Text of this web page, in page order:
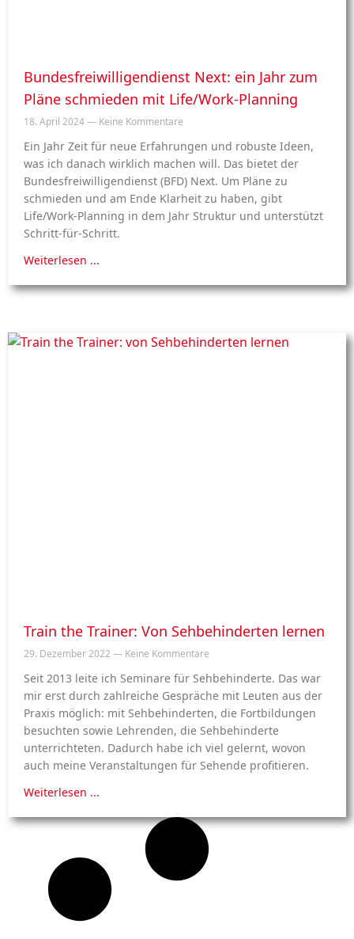
Bundesfreiwilligendienst Next: ein Jahr zum
Pläne schmieden mit Life/Work-Planning
18. April 2024 Keine Kommentare
Ein Jahr Zeit für neue Erfahrungen und robuste Ideen,
was ich danach wirklich machen will. Das bietet der
Bundesfreiwilligendienst (BFD) Next. Um Pläne zu
schmieden und am Ende Klarheit zu haben, gibt
Life/Work-Planning in dem Jahr Struktur und unterstützt
Schritt-für-Schritt.
Weiterlesen ...
Train the Trainer: Von Sehbehinderten lernen
29. Dezember 2022 Keine Kommentare
Seit 2013 leite ich Seminare für Sehbehinderte. Das war
mir erst durch zahlreiche Gespräche mit Leuten aus der
Praxis möglich: mit Sehbehinderten, die Fortbildungen
besuchten sowie Lehrenden, die Sehbehinderte
unterrichteten. Dadurch habe ich viel gelernt, wovon
auch meine Veranstaltungen für Sehende profitieren.
Weiterlesen ...